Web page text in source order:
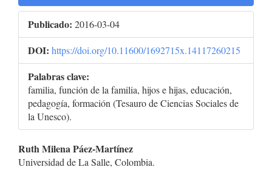
Publicado: 2016-03-04
DOI: https://doi.org/10.11600/1692715x.14117260215
Palabras clave:
familia, función de la familia, hijos e hijas, educación,
pedagogía, formación (Tesauro de Ciencias Sociales de
la Unesco).
Contenido
Ruth Milena Páez-Martínez
Universidad de La Salle, Colombia.